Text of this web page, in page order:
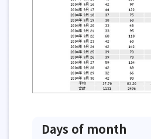
Days of month